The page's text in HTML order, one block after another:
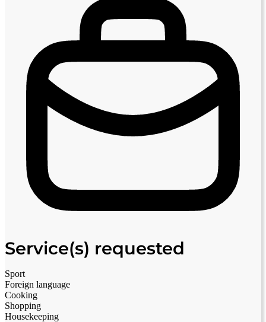
Service(s) requested
Sport
Foreign language
Cooking
Shopping
Housekeeping